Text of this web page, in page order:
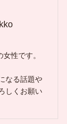
性です。
なる話題や
しくお願い